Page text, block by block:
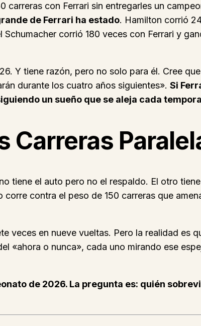
carreras con Ferrari sin entregarles un
de Ferrari ha estado. Hamilton corrió
corrió 180 veces con Ferrari y
Y tiene razón, pero no solo para él. Cree
durante los cuatro años siguientes». Si
un sueño que se aleja cada
Carreras
tiene el auto pero no el respaldo. El otro
corre contra el peso de 150 carreras que
veces en nueve vueltas. Pero la realidad es
«ahora o nunca», cada uno mirando ese
de 2026. La pregunta es: quién